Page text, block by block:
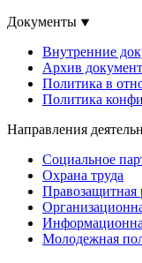
Документы
Внутренние
Архив
Политика в
Политика
Направления
Социальное
Охрана труда
Правозащитная
Молодежная